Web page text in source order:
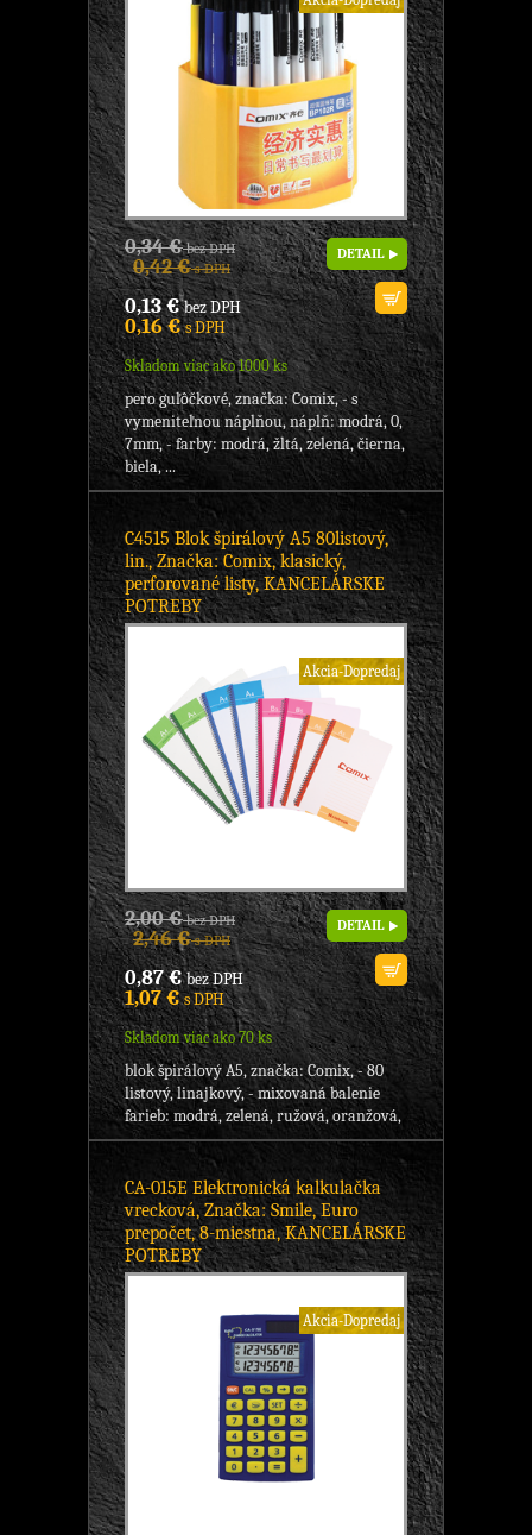
0,34 €bez DPH
0,42 €s DPH
0,13 €bez DPH
0,16 €s DPH
Skladom viac ako 1000 ks
DETAIL
pero guľôčkové, značka: Comix, - s
vymeniteľnou náplňou, náplň: modrá, 0,
7mm, - farby: modrá, žltá, zelená, čierna,
biela, ...
C4515 Blok špirálový A5 80listový,
lin., Značka: Comix, klasický,
perforované listy, KANCELÁRSKE
POTREBY
Akcia-Dopredaj
2,00 €bez DPH
2,46 €s DPH
0,87 €bez DPH
1,07 €s DPH
Skladom viac ako 70 ks
DETAIL
blok špirálový A5, značka: Comix, - 80
listový, linajkový, - mixovaná balenie
farieb: modrá, zelená, ružová, oranžová,
CA-015E Elektronická kalkulačka
vrecková, Značka: Smile, Euro
prepočet, 8-miestna, KANCELÁRSKE
POTREBY
Akcia-Dopredaj